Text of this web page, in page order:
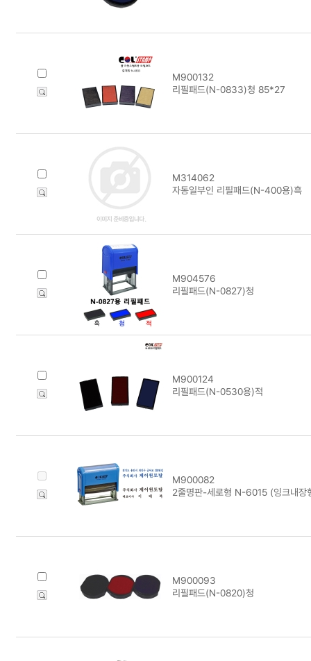
M900132
리필패드(N-0833)청 85*27
M314062
자동일부인 리필패드(N-400용)흑
M904576
리필패드(N-0827)청
M900124
리필패드(N-0530용)적
M900082
2줄명판-세로형 N-6015 (잉크내
M900093
리필패드(N-0820)청